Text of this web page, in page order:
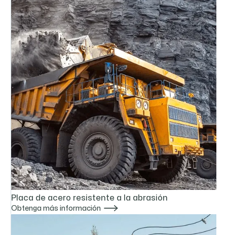
Placa de acero resistente a la abrasión
Obtenga más información 